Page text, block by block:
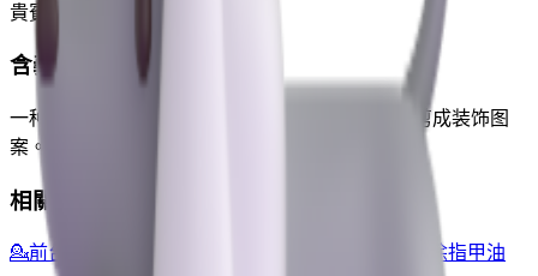
貴賓狗
含義
一种贵宾犬，是一种受欢迎的卷毛犬种，通常修剪成装饰图
案。
相關 Emoji
💁前台
涂指甲油